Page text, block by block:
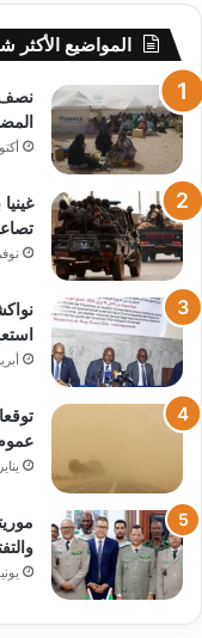
المواضيع الأكثر
نصف
أكتوبر
نوفمبر
أبريل
عموم
يناير 2, 2025
يونيو 4,